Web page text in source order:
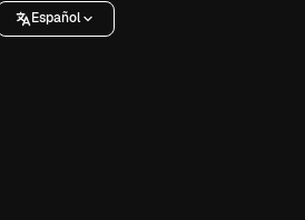
Español